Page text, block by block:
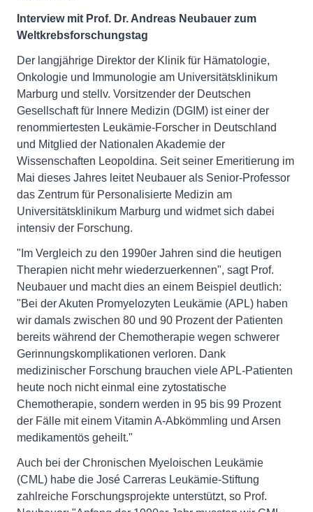
Interview mit Prof. Dr. Andreas Neubauer zum
Weltkrebsforschungstag
Der langjährige Direktor der Klinik für Hämatologie,
Onkologie und Immunologie am Universitätsklinikum
Marburg und stellv. Vorsitzender der Deutschen
Gesellschaft für Innere Medizin (DGIM) ist einer der
renommiertesten Leukämie-Forscher in Deutschland
und Mitglied der Nationalen Akademie der
Wissenschaften Leopoldina. Seit seiner Emeritierung im
Mai dieses Jahres leitet Neubauer als Senior-Professor
das Zentrum für Personalisierte Medizin am
Universitätsklinikum Marburg und widmet sich dabei
intensiv der Forschung.
"Im Vergleich zu den 1990er Jahren sind die heutigen
Therapien nicht mehr wiederzuerkennen", sagt Prof.
Neubauer und macht dies an einem Beispiel deutlich:
"Bei der Akuten Promyelozyten Leukämie (APL) haben
wir damals zwischen 80 und 90 Prozent der Patienten
bereits während der Chemotherapie wegen schwerer
Gerinnungskomplikationen verloren. Dank
medizinischer Forschung brauchen viele APL-Patienten
heute noch nicht einmal eine zytostatische
Chemotherapie, sondern werden in 95 bis 99 Prozent
der Fälle mit einem Vitamin A-Abkömmling und Arsen
medikamentös geheilt."
Auch bei der Chronischen Myeloischen Leukämie
(CML) habe die José Carreras Leukämie-Stiftung
zahlreiche Forschungsprojekte unterstützt, so Prof.